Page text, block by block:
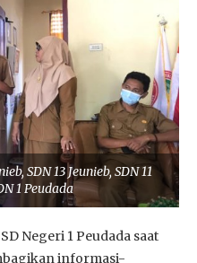
SDN 13 Jeunieb, SDN 11
1 Peudada
Negeri 1 Peudada saat
informasi-